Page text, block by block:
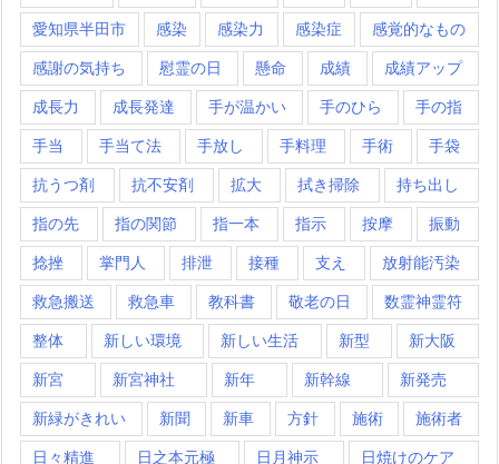
愛知県半田市 感染 感染力 感染症 感覚的なもの
感謝の気持ち 慰霊の日 懸命 成績 成績アップ
成長力 成長発達 手が温かい 手のひら 手の指
手当 手当て法 手放し 手料理 手術 手袋
抗うつ剤 抗不安剤 拡大 拭き掃除 持ち出し
指の先 指の関節 指一本 指示 按摩 振動
捻挫 掌門人 排泄 接種 支え 放射能汚染
救急搬送 救急車 教科書 敬老の日 数霊神霊符
整体 新しい環境 新しい生活 新型 新大阪
新宮 新宮神社 新年 新幹線 新発売
新緑がきれい 新聞 新車 方針 施術 施術者
日々精進 日之本元極 日月神示 日焼けのケア